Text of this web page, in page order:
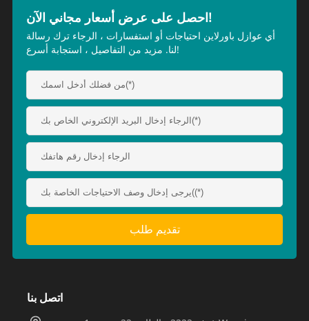
احصل على عرض أسعار مجاني الآن!
أي عوازل باورلاين احتياجات أو استفسارات ، الرجاء ترك رسالة
لنا. مزيد من التفاصيل ، استجابة أسرع!
اتصل بنا